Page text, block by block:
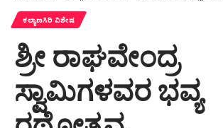
ಕಲ್ಯಾಣಸಿರಿ ವಿಶೇಷ
ಶ್ರೀ ರಾಘವೇಂದ್ರ
ಸ್ವಾಮಿಗಳವರ ಭವ್ಯ